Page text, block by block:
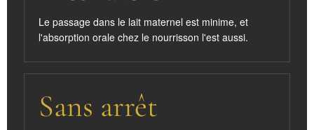
Le passage dans le lait maternel est minime, et
l'absorption orale chez le nourrisson l'est aussi.
Sans arrêt